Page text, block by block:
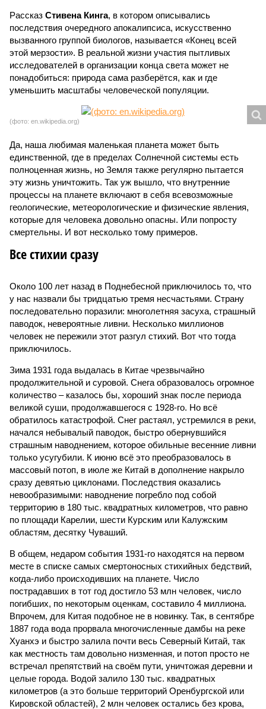
Рассказ Стивена Кинга, в котором описывались
последствия очередного апокалипсиса, искусственно
вызванного группой биологов, называется «Конец всей
этой мерзости». В реальной жизни участия пытливых
исследователей в организации конца света может не
понадобиться: природа сама разберётся, как и где
уменьшить масштабы человеческой популяции.
(фото: en.wikipedia.org)
Да, наша любимая маленькая планета может быть
единственной, где в пределах Солнечной системы есть
полноценная жизнь, но Земля также регулярно пытается
эту жизнь уничтожить. Так уж вышло, что внутренние
процессы на планете включают в себя всевозможные
геологические, метеорологические и физические явления,
которые для человека довольно опасны. Или попросту
смертельны. И вот несколько тому примеров.
Все стихии сразу
Около 100 лет назад в Поднебесной приключилось то, что
у нас назвали бы тридцатью тремя несчастьями. Страну
последовательно поразили: многолетняя засуха, страшный
паводок, невероятные ливни. Несколько миллионов
человек не пережили этот разгул стихий. Вот что тогда
приключилось.
Зима 1931 года выдалась в Китае чрезвычайно
продолжительной и суровой. Снега образовалось огромное
количество – казалось бы, хороший знак после периода
великой суши, продолжавшегося с 1928-го. Но всё
обратилось катастрофой. Снег растаял, устремился в реки,
начался небывалый паводок, быстро обернувшийся
страшным наводнением, которое обильные весенние ливни
только усугубили. К июню всё это преобразовалось в
массовый потоп, в июле же Китай в дополнение накрыло
сразу девятью циклонами. Последствия оказались
невообразимыми: наводнение погребло под собой
территорию в 180 тыс. квадратных километров, что равно
по площади Карелии, шести Курским или Калужским
областям, десятку Чуваший.
В общем, недаром события 1931-го находятся на первом
месте в списке самых смертоносных стихийных бедствий,
когда-либо происходивших на планете. Число
пострадавших в тот год достигло 53 млн человек, число
погибших, по некоторым оценкам, составило 4 миллиона.
Впрочем, для Китая подобное не в новинку. Так, в сентябре
1887 года вода прорвала многочисленные дамбы на реке
Хуанхэ и быстро залила почти весь Северный Китай, так
как местность там довольно низменная, и потоп просто не
встречал препятствий на своём пути, уничтожая деревни и
целые города. Водой залило 130 тыс. квадратных
километров (а это больше территорий Оренбургской или
Кировской областей), 2 млн человек остались без крова,